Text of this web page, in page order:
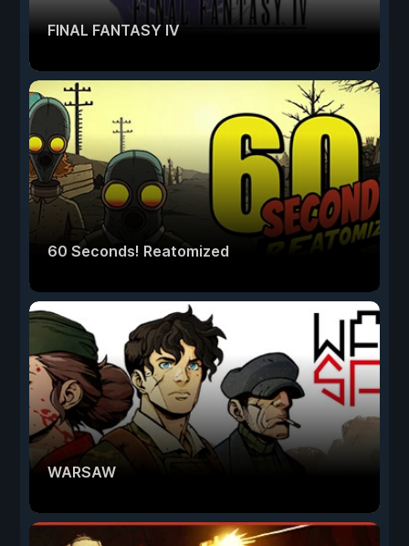
FINAL FANTASY IV
60 Seconds! Reatomized
WARSAW